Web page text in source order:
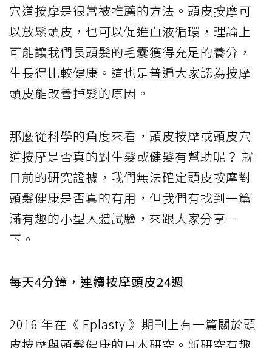
穴道按摩是很常被推薦的方法。頭皮按摩可
以放鬆頭皮，也可以促進血液循環，理論上
可能讓我們長頭髮的毛囊獲得充足的養分，
生長得比較健康。這也是普遍大家認為按摩
頭皮能改善掉髮的原因。
那麼從科學的角度來看，頭皮按摩或頭皮穴
道按摩是否真的對生髮或健髮有幫助呢？ 就
目前的研究證據，我們無法確定頭皮按摩對
頭髮健康是否真的有用，但我們有找到一篇
滿有趣的小型人體試驗，來跟大家分享一
下。
每天4分鐘，連續按摩頭皮24週
2016 年在《 Eplasty 》期刊上有一篇關於頭